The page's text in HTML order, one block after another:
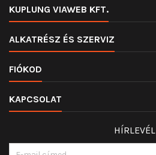
KUPLUNG VIAWEB KFT.
ALKATRÉSZ ÉS SZERVIZ
FIÓKOD
KAPCSOLAT
HÍRLEVÉL